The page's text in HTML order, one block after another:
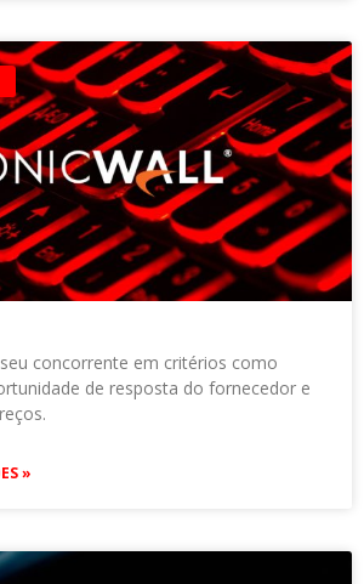
concorrente em critérios como
de resposta do fornecedor e
»